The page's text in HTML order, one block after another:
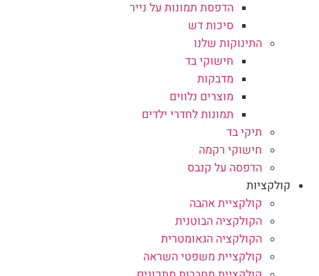
הדפסת תמונות על נייר
סיכות דש
התינוקות שלנו
חישוקי בד
מדבקות
מוצרים נלווים
תמונות לחדרי ילדים
תיקי בד
חישוקי רקמה
הדפסה על קנבס
קולקציות
קולקציית אהבה
הקולקציה הבוטנית
הקולקציה הגאומטרית
קולקציית משפטי השראה